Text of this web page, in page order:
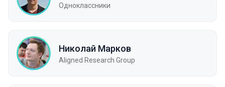
Одноклассники
Николай Марков
Aligned Research Group